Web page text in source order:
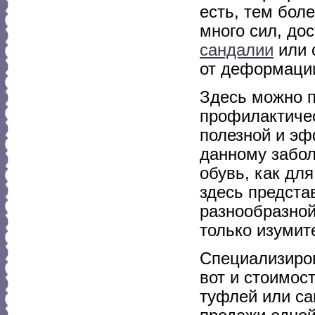
есть, тем
много сил,
сандалии или
от
Здесь можно
полезной и
данному
обувь, как
здесь
только
вот и
туфлей или